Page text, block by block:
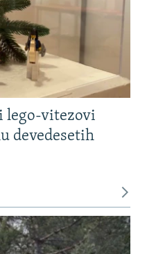
lego-vitezovi
devedesetih